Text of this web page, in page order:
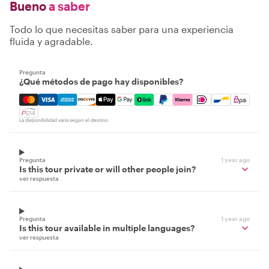
Buenoa saber
Todo lo que necesitas saber para una experiencia
fluida y agradable.
Pregunta
¿Qué métodos de pago hay disponibles?
Mastercard, Visa, Amex, Discover, Apple Pay, Google
La disponibilidad varía según el destino
Pregunta 1 year ago
Is this tour private or will other people join?
ver respuesta
Pregunta 1 year ago
Is this tour available in multiple languages?
ver respuesta